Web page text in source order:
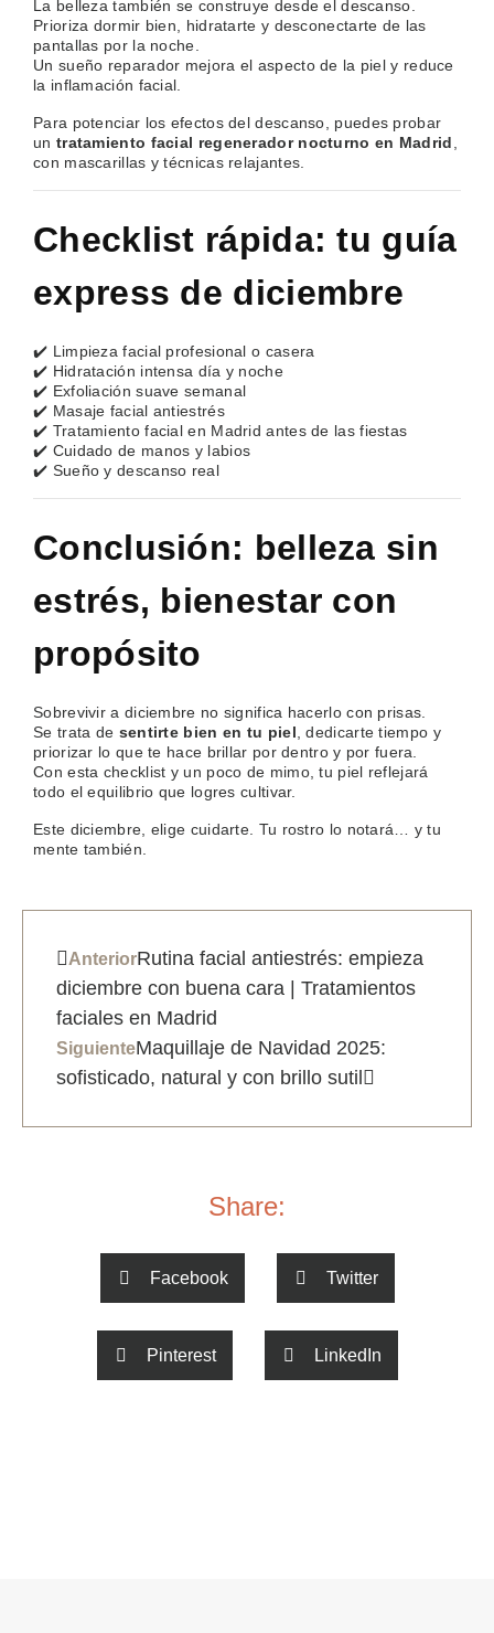
La belleza también se construye desde el descanso.
Prioriza dormir bien, hidratarte y desconectarte de las
pantallas por la noche.
Un sueño reparador mejora el aspecto de la piel y reduce
la inflamación facial.
Para potenciar los efectos del descanso, puedes probar
un tratamiento facial regenerador nocturno en Madrid
con mascarillas y técnicas relajantes.
Checklist rápida: tu guía
express de diciembre
✔️ Limpieza facial profesional o casera
✔️ Hidratación intensa día y noche
✔️ Exfoliación suave semanal
✔️ Masaje facial antiestrés
✔️ Tratamiento facial en Madrid antes de las fiestas
✔️ Cuidado de manos y labios
✔️ Sueño y descanso real
Conclusión: belleza sin
estrés, bienestar con
propósito
Sobrevivir a diciembre no significa hacerlo con prisas.
Se trata de sentirte bien en tu piel , dedicarte tiempo y
priorizar lo que te hace brillar por dentro y por fuera.
Con esta checklist y un poco de mimo, tu piel reflejará
todo el equilibrio que logres cultivar.
Este diciembre, elige cuidarte. Tu rostro lo notará… y tu
mente también.
AnteriorRutina facial antiestrés: empieza
diciembre con buena cara | Tratamientos
faciales en Madrid
SiguienteMaquillaje de Navidad 2025:
sofisticado, natural y con brillo sutil
Share:
Facebook Twitter
Pinterest LinkedIn